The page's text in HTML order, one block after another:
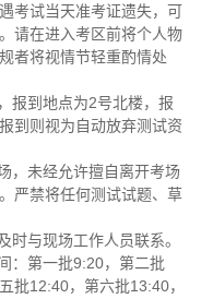
考试当天准考证遗失，可
请在进入考区前将个人物
者将视情节轻重酌情处
报到地点为2号北楼，报
到则视为自动放弃测试资
，未经允许擅自离开考场
严禁将任何测试试题、草
时与现场工作人员联系。
：第一批9:20，第二批
批12:40，第六批13:40，